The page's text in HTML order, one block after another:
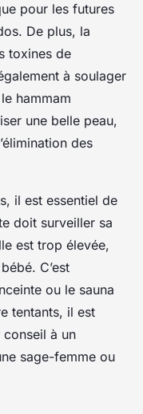
pour les futures
De plus, la
toxines de
à soulager
hammam
une belle peau,
des
il est essentiel de
doit surveiller sa
est trop élevée,
C’est
ou le sauna
tentants, il est
à un
sage-femme ou